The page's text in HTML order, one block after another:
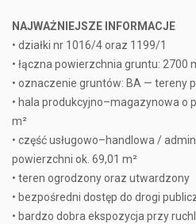
NAJWAŻNIEJSZE INFORMACJE
• działki nr 1016/4 oraz 1199/1
• łączna powierzchnia gruntu: 2700
• oznaczenie gruntów: BA — tereny
• hala produkcyjno–magazynowa o
m²
• część usługowo–handlowa /
powierzchni ok. 69,01 m²
• teren ogrodzony oraz utwardzony
• bezpośredni dostęp do drogi
• bardzo dobra ekspozycja przy